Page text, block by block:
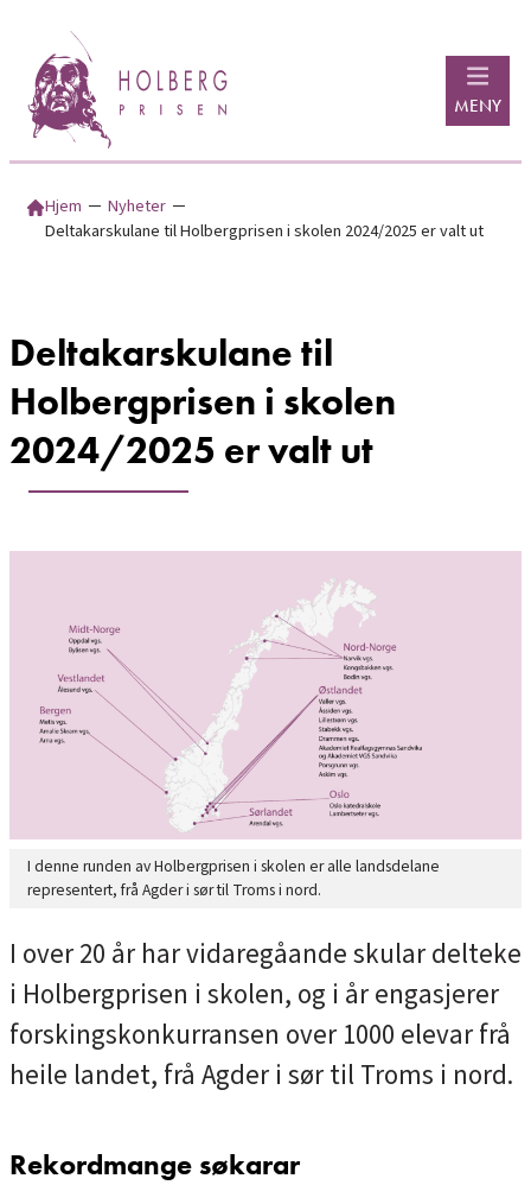
innhold
MENY
Hjem ─ Nyheter ─
Deltakarskulane til Holbergprisen i skolen 2024/2025 er valt ut
Deltakarskulane til
Holbergprisen i skolen
2024/2025 er valt ut
I denne runden av Holbergprisen i skolen er alle landsdelane
representert, frå Agder i sør til Troms i nord.
I over 20 år har vidaregåande skular delteke
i Holbergprisen i skolen, og i år engasjerer
forskingskonkurransen over 1000 elevar frå
heile landet, frå Agder i sør til Troms i nord.
Rekordmange søkarar